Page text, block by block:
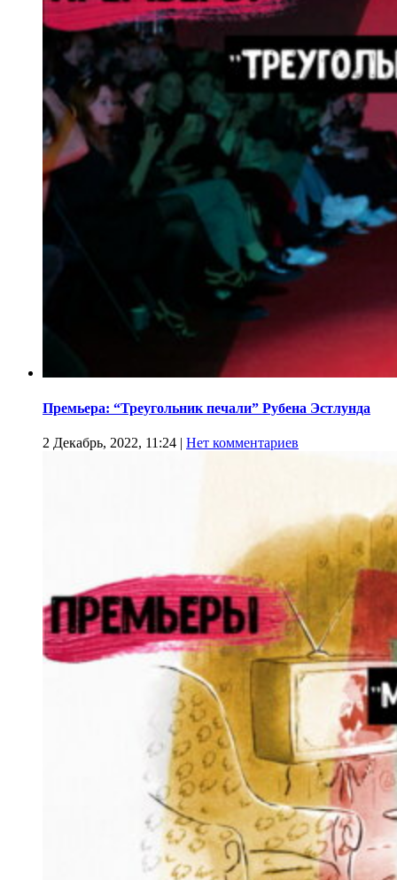
Премьера: “Треугольник печали” Рубена Эстлунда
2 Декабрь, 2022, 11:24 | Нет комментариев